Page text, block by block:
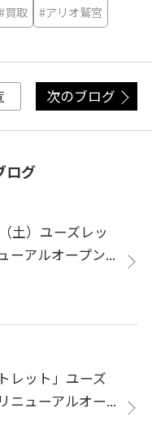
買取 #アリオ鷲宮
次のブログ
ログ
土）ユーズレッ
ーアルオープン...
レット」ユーズ
ニューアルオー...